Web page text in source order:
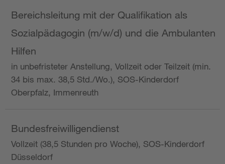
Bereichsleitung mit der Qualifikation als
Sozialpädagogin (m/w/d) und die Ambulanten
Hilfen
in unbefristeter Anstellung, Vollzeit oder Teilzeit (min.
34 bis max. 38,5 Std./Wo.), SOS-Kinderdorf
Oberpfalz, Immenreuth
Bundesfreiwilligendienst
Vollzeit (38,5 Stunden pro Woche), SOS-Kinderdorf
Düsseldorf